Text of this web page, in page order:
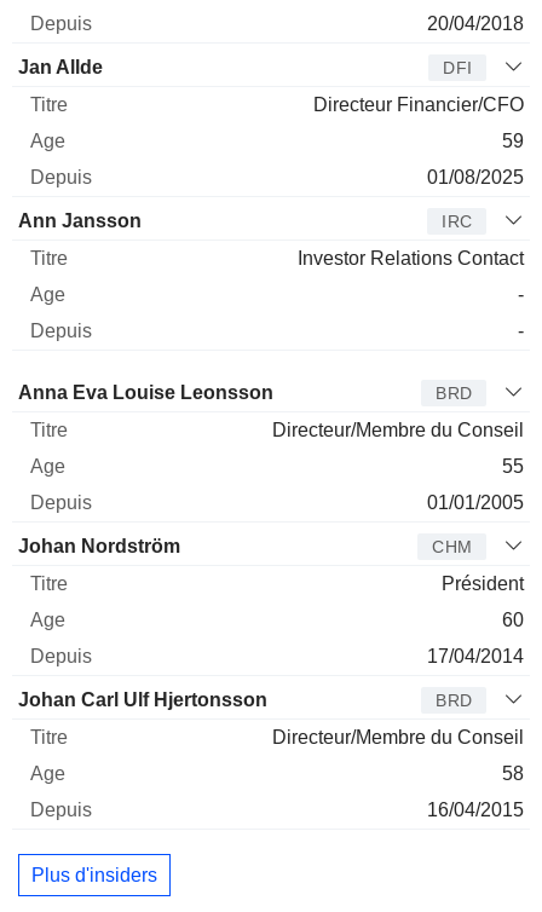
20/04/2018
Jan Allde DFI
Directeur Financier/CFO
59
01/08/2025
Ann Jansson IRC
Investor Relations Contact
-
-
Administrateur Titre Age Depuis
Anna Eva Louise Leonsson BRD
Directeur/Membre du Conseil
55
01/01/2005
Johan Nordström CHM
Président
60
17/04/2014
Johan Carl Ulf Hjertonsson BRD
Directeur/Membre du Conseil
58
16/04/2015
Plus d'insiders